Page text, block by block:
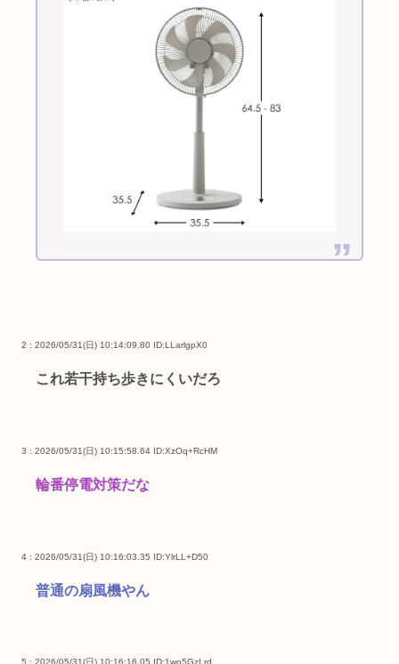
2 : 2026/05/31(日) 10:14:09.80 ID:LLarlgpX0
これ若干持ち歩きにくいだろ
3 : 2026/05/31(日) 10:15:58.64 ID:XzOq+RcHM
輪番停電対策だな
4 : 2026/05/31(日) 10:16:03.35 ID:YlrLL+D50
普通の扇風機やん
5 : 2026/05/31(日) 10:16:16.05 ID:1wo5GzLrd